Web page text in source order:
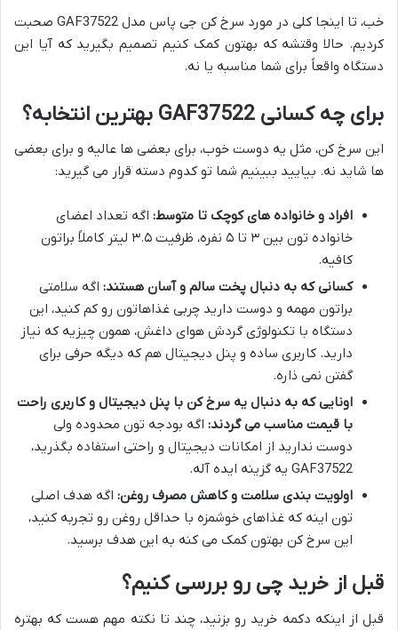
خب، تا اینجا کلی در مورد سرخ کن جی پاس مدل GAF37522 صحبت
کردیم. حالا وقتشه که بهتون کمک کنیم تصمیم بگیرید که آیا این
دستگاه واقعاً برای شما مناسبه یا نه.
برای چه کسانی GAF37522 بهترین انتخابه؟
این سرخ کن، مثل یه دوست خوب، برای بعضی ها عالیه و برای بعضی
ها شاید نه. بیایید ببینیم شما تو کدوم دسته قرار می گیرید:
افراد و خانواده های کوچک تا متوسط: اگه تعداد اعضای
خانواده تون بین ۳ تا ۵ نفره، ظرفیت ۳.۵ لیتر کاملاً براتون
کافیه.
کسانی که به دنبال پخت سالم و آسان هستند: اگه سلامتی
براتون مهمه و دوست دارید چربی غذاهاتون رو کم کنید، این
دستگاه با تکنولوژی گردش هوای داغش، همون چیزیه که نیاز
دارید. کاربری ساده و پنل دیجیتال هم که دیگه حرفی برای
گفتن نمی ذاره.
اونایی که به دنبال یه سرخ کن با پنل دیجیتال و کاربری راحت
با قیمت مناسب می گردند: اگه بودجه تون محدوده ولی
دوست ندارید از امکانات دیجیتال و راحتی استفاده بگذرید،
GAF37522 یه گزینه ایده آله.
اولویت بندی سلامت و کاهش مصرف روغن: اگه هدف اصلی
تون اینه که غذاهای خوشمزه با حداقل روغن رو تجربه کنید،
این سرخ کن بهتون کمک می کنه به این هدف برسید.
قبل از خرید چی رو بررسی کنیم؟
قبل از اینکه دکمه خرید رو بزنید، چند تا نکته مهم هست که بهتره